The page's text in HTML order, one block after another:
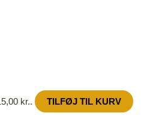
kr..
TILFØJ TIL KURV